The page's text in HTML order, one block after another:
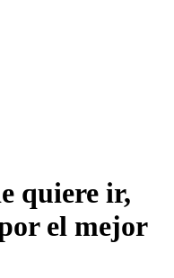
quiere ir,
el mejor